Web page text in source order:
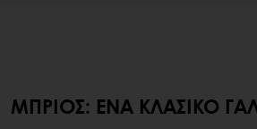
ΜΠΡΙΌΣ: ΈΝΑ ΚΛΑΣΙΚΌ